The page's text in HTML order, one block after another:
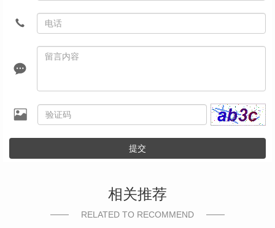
提交
相关推荐
RELATED TO RECOMMEND